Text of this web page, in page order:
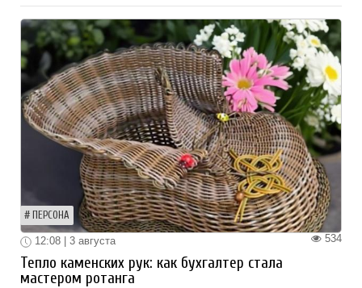
ПЕРСОНА
534
12:08 | 3 августа
Тепло каменских рук: как бухгалтер стала
мастером ротанга